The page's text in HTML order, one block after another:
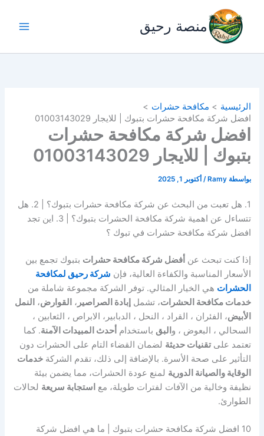
المحتوى
منصة رحيق
الرئيسية
مكافحة حشرات
افضل شركة مكافحة حشرات بتبوك | للايجار 01003143029
افضل شركة مكافحة حشرات
بتبوك | للايجار 01003143029
بواسطة Ramy
/ أكتوبر 1, 2025
1. هل تعبت من البحث عن شركة مكافحة حشرات بتبوك؟ | 2. هل
تتساءل عن اهمية شركة مكافحة الحشرات بتبوك؟ | 3. اين تجد
افضل شركة مكافحة حشرات في تبوك ؟
إذا كنت تبحث عن أفضل شركة مكافحة حشرات بتبوك تجمع بين
الأسعار المناسبة والكفاءة العالية، فإن شركة رحيق لمكافحة
الحشرات هي الخيار المثالي. توفر الشركة مجموعة شاملة من
خدمات مكافحة الحشرات، تشملإبادة الصراصير ، القوارض، النمل
الأبيض، الفئران ، القراد ، النحل ، الدبابير، الابراص ، الثعابين ،
السحالي ، البعوض ، و البق باستخدام أحدث المبيدات الآمنة. كما
تعتمد علىتقنيات حديثة لضمان القضاء التام على الحشرات دون
التأثير على صحة الأسرة. بالإضافة إلى ذلك، تقدم الشركةخدمات
الوقاية والصيانة الدورية لمنع عودة الحشرات، مما يضمن بيئة
نظيفة وخالية من الآفات لفترات طويلة، مع استجابة سريعة لحالات
الطوارئ.
10 افضل شركة مكافحة حشرات بتبوك | ما هي افضل شركة